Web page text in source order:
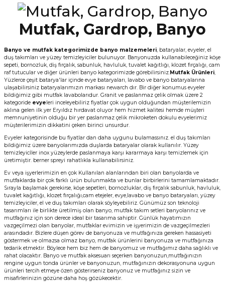
Mutfak, Gardrop, Banyo
Banyo ve mutfak kategorimizde banyo malzemeleri, bataryalar, evyeler, el
duş takımları ve yüzey temizleyiciler bulunuyor. Banyonuzda kullanabileceğiniz köşe
sepeti, bornozluk, diş fırçalık, sabunluk, havluluk, tuvalet kağıtlığı, klozet fırçalığı, cam
raf tutucular ve diğer ürünleri banyo kategorimizde görebilirsiniz.Mutfak Ürünleri,
Yüzlerce çeşit batarya'lar içinde evye bataryaları, lavabo ve banyo bataryalarına
ulaşabilirsiniz bataryalarımızın markası newarch dır. Bir diğer konumus evyeler
bildiğimiz gibi mutfak lavabolarıdur. Granit ve paslanmaz çelik olmak üzere 2
kategoride evyeleri inceleyebiliriz fiyatlar çok uygun olduğundan müşterilemizin
aklına gelen ilk yer Eryıldız hırdavat oluyor hem hizmet kalitesi hemde müşteri
memnuniyetinin olduğu bir yer paslanmaz çelik mikroketen dokulu evyelerimiz
müşterilerimizin dikkatini çeken birinci unsurdur.
Evyeler kategorisinde bu fiyatlar dan daha uygunu bulamassınız. el duş takımları
bildiğimiz üzere banyolarımızda duşlarda bataryalar olarak kullanılır. Yüzey
temizleyicİler inox yüzeylerde paslanmaya karşı kararmaya karşı temizlemek için
üretimiştir. berner spreyi rahatlıkla kullanabilirsiniz.
Ev veya işyerlerimizin en çok Kullanılan alanlarından biri olan banyolarda ve
mutfaklarda bir çok farklı ürün bulunmakta ve bunlar birbirlerini tamamlamaktadır.
Sırayla başlamak gerekirse, köşe sepetleri, bornozluklar, diş fırçalık sabunluk, havluluk,
tuvalet kağıtlığı, klozet fırçalığı,cam etejeler, evye,lavabo ve banyo bataryaları, yüzey
temizleyiciler, el ve duş takımları olarak söyleyebiliriz. Günümüz son teknoloji
tasarımları ile birlikte üretilmiş olan banyo, mutfak takım setleri banyolarınız ve
mutfağınız için son derece ideal bir tasarıma sahiptir. Günlük hayatımızın
vazgeçilmezi olan banyolar, mutfaklar evimizin ve işyerimizin de vazgeçilmezleri
arasındadır. Bizlere düşen görev de banyonuza ve mutfağınıza gereken hassasiyeti
göstermek ve olmazsa olmaz banyo, mutfak ürünlerini banyonuza ve mutfağınıza
tedarik etmektir. Böylece hem biz hem de banyomuz ve mutfağımız daha sağlıklı ve
rahat olacaktır. Banyo ve mutfak aksesuarı seçerken banyonuzun,mutfağınızın
rengine uygun tonda ürünler ve banyonuzun, mutfağınızın dekorasyonuna uygun
ürünleri tercih etmeye özen gösterirseniz banyonuz ve mutfağınız sizin ve
misafirlerinizin gözüne daha hoş gözükecektir.